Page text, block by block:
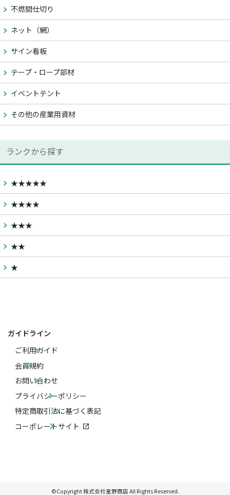
不燃間仕切り
ネット（網）
サイン看板
テープ・ロープ部材
イベントテント
その他の産業用資材
ランクから探す
★★★★★
★★★★
★★★
★★
★
ガイドライン
ご利用ガイド
会員規約
お問い合わせ
プライバシーポリシー
特定商取引法に基づく表記
コーポレートサイト
©Copyright 株式会社星野商店 All Rights Reserved.